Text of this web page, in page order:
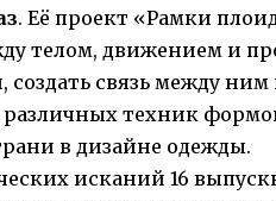
. Её проект «Рамки
телом, движением и
связь между
техник
в дизайне одежды.
исканий 16